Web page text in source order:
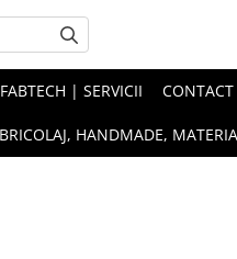
FABTECH | SERVICII CONTACT
HANDMADE,